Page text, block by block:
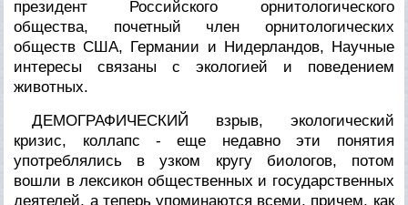
президент Российского орнитологического
общества, почетный член орнитологических
обществ США, Германии и Нидерландов, Научные
интересы связаны с экологией и поведением
животных.
ДЕМОГРАФИЧЕСКИЙ взрыв, экологический
кризис, коллапс - еще недавно эти понятия
употреблялись в узком кругу биологов, потом
вошли в лексикон общественных и государственных
деятелей, а теперь упоминаются всеми, причем, как